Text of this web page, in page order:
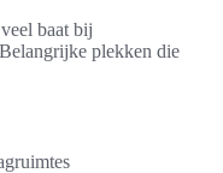
baat bij
plekken die